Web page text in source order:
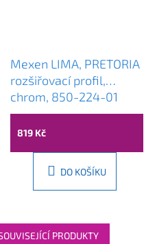
Mexen LIMA, PRETORIA
rozšiřovací profil,
chrom, 850-224-01
819 Kč
DO KOŠÍKU
PRODUKTY